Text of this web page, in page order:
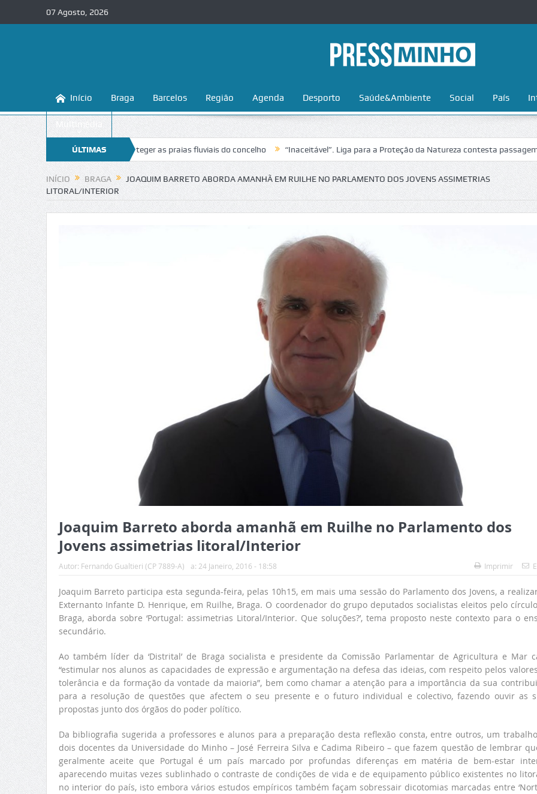
07 Agosto, 2026
Início Braga Barcelos Região Agenda Desporto Saúde&Ambiente Social País
Multimédia
ÚLTIMAS
NOTÍCIAS
ensina a conhecer e proteger as praias fluviais do concelho “Inaceitável”. Liga para a Proteção da Natureza contesta passagem da
INÍCIO BRAGA
JOAQUIM BARRETO ABORDA AMANHÃ EM RUILHE NO PARLAMENTO DOS JOVENS ASSIMETRIAS
LITORAL/INTERIOR
Joaquim Barreto aborda amanhã em Ruilhe no Parlamento dos
Jovens assimetrias litoral/Interior
Autor: Fernando Gualtieri (CP 7889-A) a: 24 Janeiro, 2016 - 18:58 Imprimir
Joaquim Barreto participa esta segunda-feira, pelas 10h15, em mais uma sessão do Parlamento dos Jovens, a
Externanto Infante D. Henrique, em Ruilhe, Braga. O coordenador do grupo deputados socialistas eleitos pelo
Braga, aborda sobre ‘Portugal: assimetrias Litoral/Interior. Que soluções?’, tema proposto neste contexto para o
secundário.
Ao também líder da ‘Distrital’ de Braga socialista e presidente da Comissão Parlamentar de Agricultura e Mar
“estimular nos alunos as capacidades de expressão e argumentação na defesa das ideias, com respeito pelos
tolerância e da formação da vontade da maioria”, bem como chamar a atenção para a importância da sua
para a resolução de questões que afectem o seu presente e o futuro individual e colectivo, fazendo ouvir as
propostas junto dos órgãos do poder político.
Da bibliografia sugerida a professores e alunos para a preparação desta reflexão consta, entre outros, um
dois docentes da Universidade do Minho – José Ferreira Silva e Cadima Ribeiro – que fazem questão de lembrar
geralmente aceite que Portugal é um país marcado por profundas diferenças em matéria de bem-estar
aparecendo muitas vezes sublinhado o contraste de condições de vida e de equipamento público existentes no
no interior do país, isto embora vários estudos empíricos também façam sobressair dicotomias marcadas entre